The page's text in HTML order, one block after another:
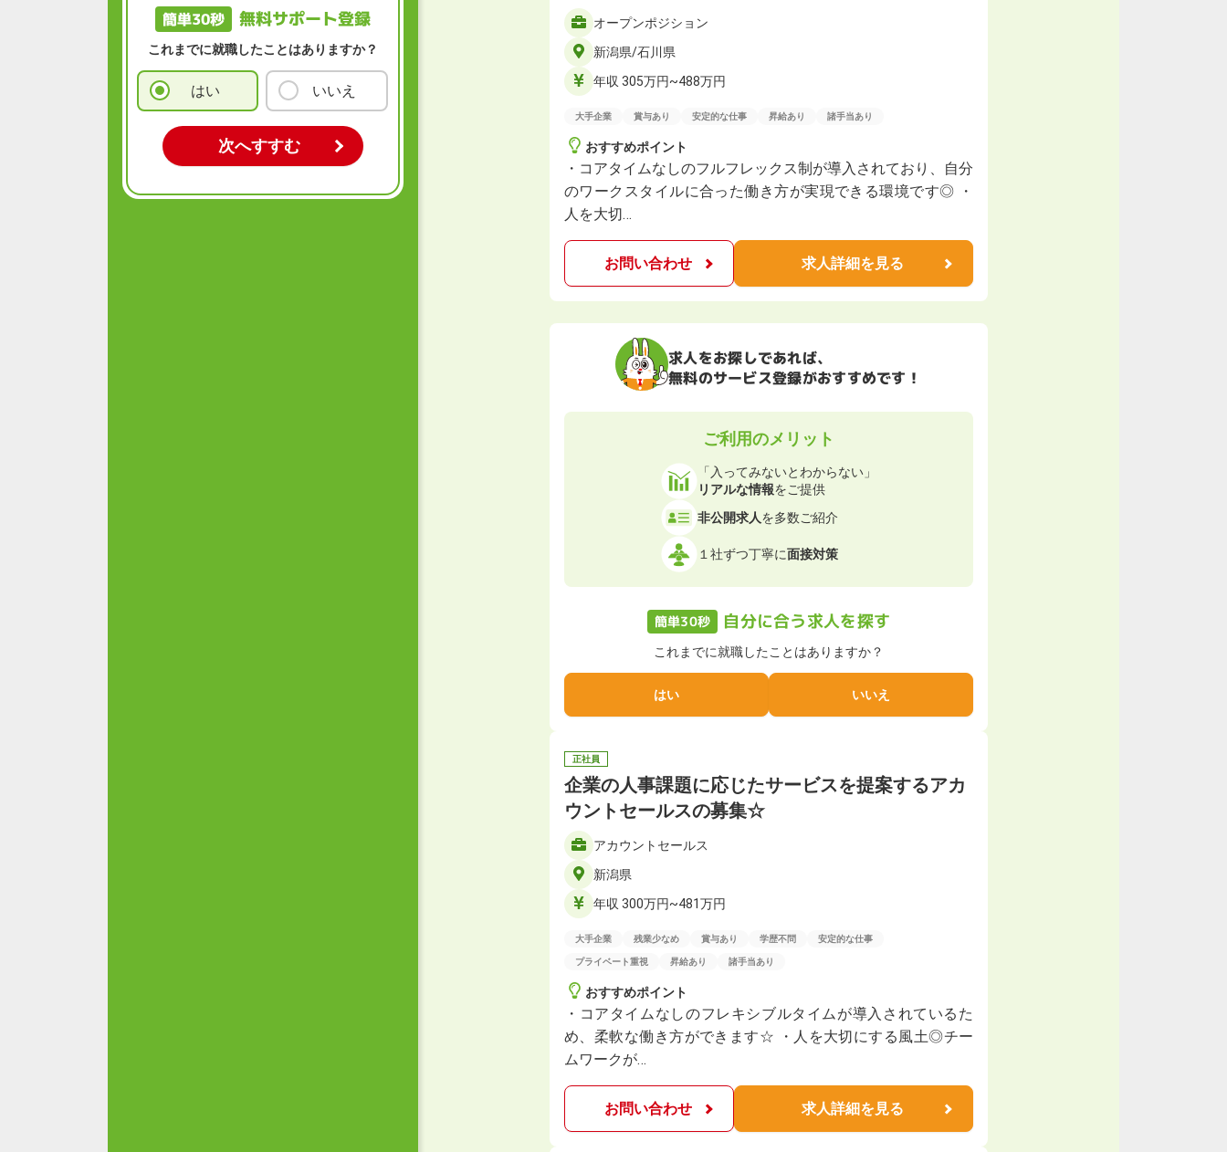
簡単30秒 無料サポート登録
これまでに就職したことはありますか？
はい いいえ
オープンポジション
新潟県/石川県
年収 305万円~488万円
大手企業 賞与あり 安定的な仕事 昇給あり 諸手当あり
おすすめポイント
・コアタイムなしのフルフレックス制が導入されており、自分
のワークスタイルに合った働き方が実現できる環境です◎ ・
人を大切…
お問い合わせ 求人詳細を見る
求人をお探しであれば、
無料のサービス登録がおすすめです！
ご利用のメリット
「入ってみないとわからない」
リアルな情報をご提供
非公開求人を多数ご紹介
１社ずつ丁寧に面接対策
簡単30秒 自分に合う求人を探す
これまでに就職したことはありますか？
はい いいえ
正社員
企業の人事課題に応じたサービスを提案するアカ
ウントセールスの募集☆
アカウントセールス
新潟県
年収 300万円~481万円
大手企業 残業少なめ 賞与あり 学歴不問 安定的な仕事
プライベート重視 昇給あり 諸手当あり
おすすめポイント
・コアタイムなしのフレキシブルタイムが導入されているた
め、柔軟な働き方ができます☆ ・人を大切にする風土◎チー
ムワークが…
お問い合わせ 求人詳細を見る